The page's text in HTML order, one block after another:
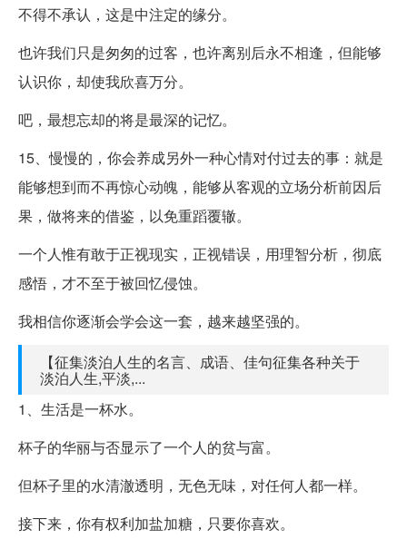
不得不承认，这是中注定的缘分。
也许我们只是匆匆的过客，也许离别后永不相逢，但能够
认识你，却使我欣喜万分。
吧，最想忘却的将是最深的记忆。
15、慢慢的，你会养成另外一种心情对付过去的事：就是
能够想到而不再惊心动魄，能够从客观的立场分析前因后
果，做将来的借鉴，以免重蹈覆辙。
一个人惟有敢于正视现实，正视错误，用理智分析，彻底
感悟，才不至于被回忆侵蚀。
我相信你逐渐会学会这一套，越来越坚强的。
【征集淡泊人生的名言、成语、佳句征集各种关于
淡泊人生,平淡,...
1、生活是一杯水。
杯子的华丽与否显示了一个人的贫与富。
但杯子里的水清澈透明，无色无味，对任何人都一样。
接下来，你有权利加盐加糖，只要你喜欢。